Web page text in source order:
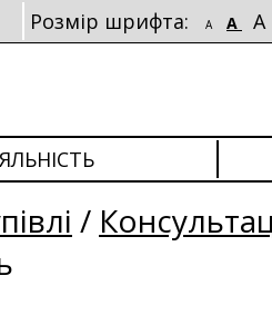
Розмір шрифта: A A A
/